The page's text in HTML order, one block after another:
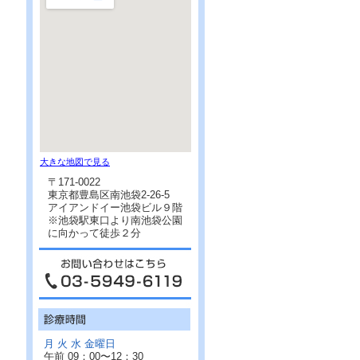
大きな地図で見る
〒171-0022
東京都豊島区南池袋2-26-5
アイアンドイー池袋ビル９階
※池袋駅東口より南池袋公園
に向かって徒歩２分
月 火 水 金曜日
午前 09：00〜12：30